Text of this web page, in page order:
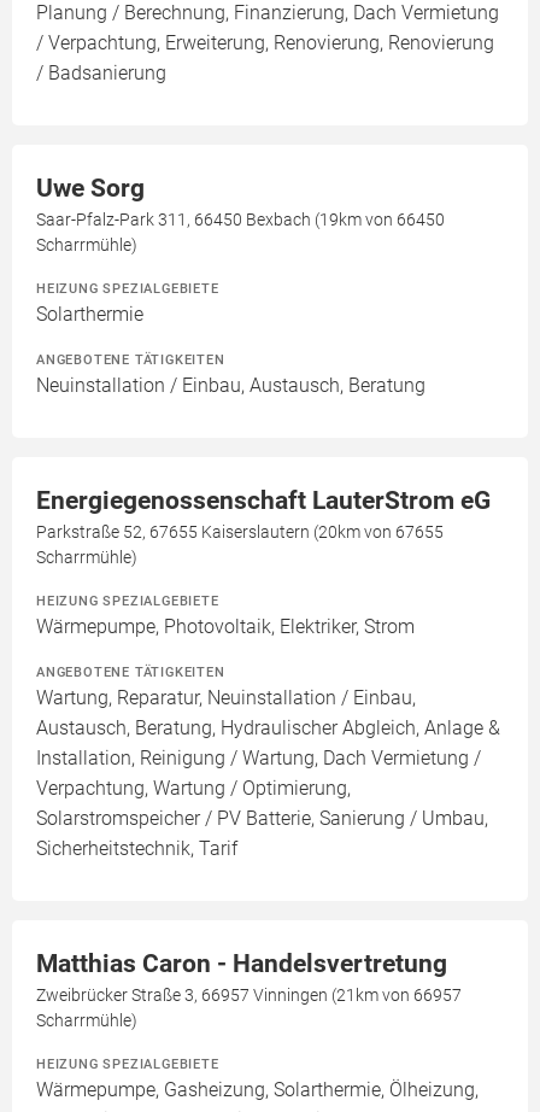
Planung / Berechnung, Finanzierung, Dach Vermietung
/ Verpachtung, Erweiterung, Renovierung, Renovierung
/ Badsanierung
Uwe Sorg
Saar-Pfalz-Park 311, 66450 Bexbach (19km von 66450
Scharrmühle)
HEIZUNG SPEZIALGEBIETE
Solarthermie
ANGEBOTENE TÄTIGKEITEN
Neuinstallation / Einbau, Austausch, Beratung
Energiegenossenschaft LauterStrom eG
Parkstraße 52, 67655 Kaiserslautern (20km von 67655
Scharrmühle)
HEIZUNG SPEZIALGEBIETE
Wärmepumpe, Photovoltaik, Elektriker, Strom
ANGEBOTENE TÄTIGKEITEN
Wartung, Reparatur, Neuinstallation / Einbau,
Austausch, Beratung, Hydraulischer Abgleich, Anlage &
Installation, Reinigung / Wartung, Dach Vermietung /
Verpachtung, Wartung / Optimierung,
Solarstromspeicher / PV Batterie, Sanierung / Umbau,
Sicherheitstechnik, Tarif
Matthias Caron - Handelsvertretung
Zweibrücker Straße 3, 66957 Vinningen (21km von 66957
Scharrmühle)
HEIZUNG SPEZIALGEBIETE
Wärmepumpe, Gasheizung, Solarthermie, Ölheizung,